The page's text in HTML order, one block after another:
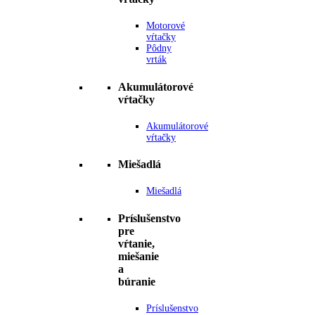
Motorové
vŕtačky
Pôdny
vrták
Akumulátorové
vŕtačky
Akumulátorové
vŕtačky
Miešadlá
Miešadlá
Príslušenstvo
pre
vŕtanie,
miešanie
a
búranie
Príslušenstvo